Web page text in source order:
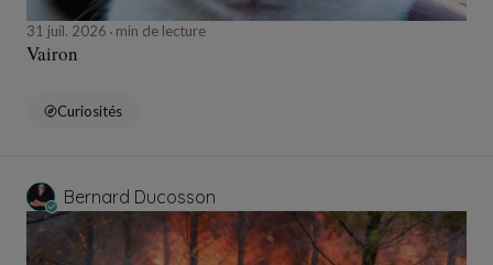
31 juil. 2026 min de lecture
Vairon
Curiosités
Bernard Ducosson